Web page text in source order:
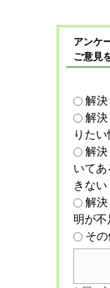
アンケ
ご意見
解
解
りた
解
いて
きない
解
明が
そ